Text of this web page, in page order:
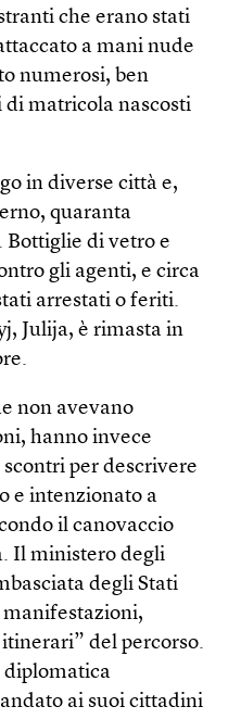
che erano stati
a mani nude
numerosi, ben
matricola nascosti
in diverse città e,
quaranta
di vetro e
gli agenti, e circa
arrestati o feriti.
Julija, è rimasta in
non avevano
hanno invece
per descrivere
e intenzionato a
il canovaccio
Il ministero degli
degli Stati
del percorso.
diplomatica
ai suoi cittadini